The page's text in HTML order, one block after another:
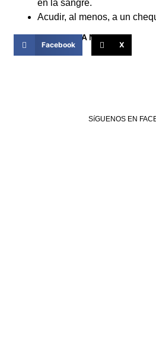
en la sangre.
Acudir, al menos, a un
COMPARTIR ESTA NOTICIA
Facebook X
SíGUENOS EN